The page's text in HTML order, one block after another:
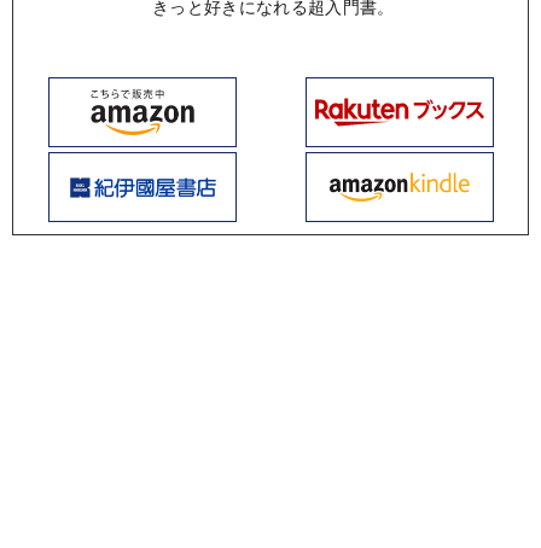
きっと好きになれる超入門書。